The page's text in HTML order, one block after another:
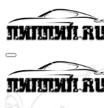
Перейти
к
содержимому